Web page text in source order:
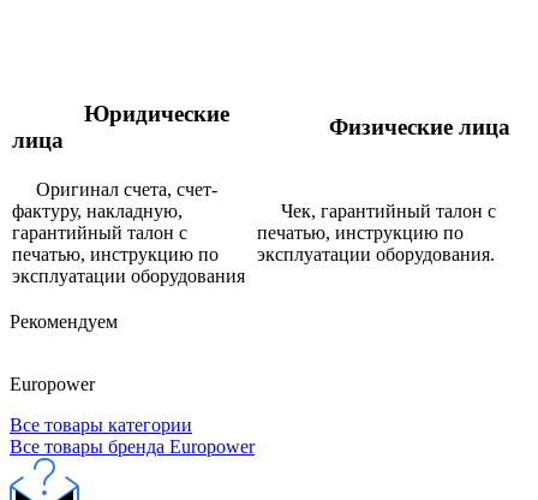
Юридические
лица
Физические лица
Оригинал счета, счет-
фактуру, накладную,
гарантийный талон с
печатью, инструкцию по
эксплуатации оборудования
Чек, гарантийный талон с
печатью, инструкцию по
эксплуатации оборудования.
Рекомендуем
Europower
Все товары категории
Все товары бренда Europower